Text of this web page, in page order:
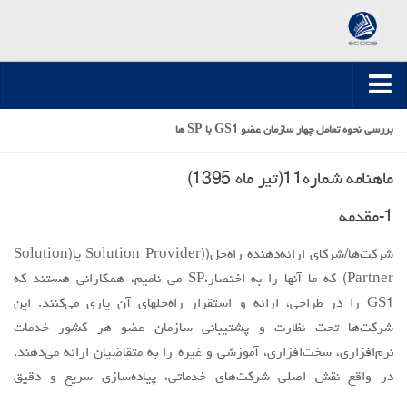
صفحه اصلی
مقالات سال 1396
مقالات سال 1399-1397
مقالات سال 1401
مقالات سال 1402
بررسي نحوه تعامل چهار سازمان عضو GS1 با SP ها
ماهنامه شماره11(تير ماه 1395)
1-مقدمه
شركت‌ها/شركاي ارائه‌دهنده راه‌حل((Solution Provider يا(Solution
Partner) كه ما آنها را به اختصار،SP مي ناميم، همكاراني هستند كه
GS1 را در طراحي، ارائه و استقرار راه‌حلهاي آن ياري مي‌كنند. اين
شركت‌ها تحت نظارت و پشتيباني سازمان عضو هر كشور خدمات
نرم‌افزاري، سخت‌افزاري، آموزشي و غيره را به متقاضيان ارائه مي‌دهند.
در واقع نقش اصلي شركت‌هاي خدماتي، پياده‌سازي سريع و دقيق